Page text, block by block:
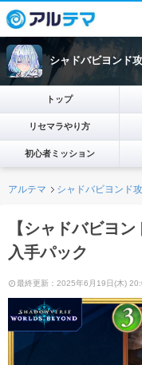
シャドバビヨンド
トップ
リセマラやり方
初心者ミッション
アルテマ シャドバビヨンド
【シャドバビヨ
入手パック
最終更新：2025年6月19日(木)